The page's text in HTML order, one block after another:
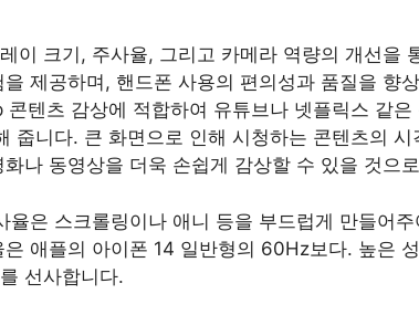
이 크기, 주사율, 그리고 카메라 역량의 개선을
제공하며, 핸드폰 사용의 편의성과 품질을 향
텐츠 감상에 적합하여 유튜브나 넷플릭스 같은
줍니다. 큰 화면으로 인해 시청하는 콘텐츠의
나 동영상을 더욱 손쉽게 감상할 수 있을 것으
율은 스크롤링이나 애니 등을 부드럽게 만들어
애플의 아이폰 14 일반형의 60Hz보다. 높은
선사합니다.